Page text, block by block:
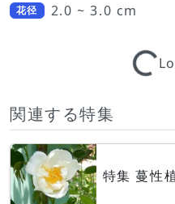
花径 2.0 ~ 3.0 cmLoading...
関連する特集
特集 蔓性